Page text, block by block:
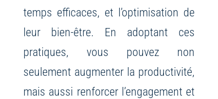
temps efficaces, et l’optimisation de
leur bien-être. En adoptant ces
pratiques, vous pouvez non
seulement augmenter la productivité,
mais aussi renforcer l’engagement et